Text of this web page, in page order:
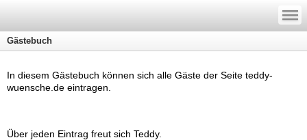
—
—
—
Gästebuch
In diesem Gästebuch können sich alle Gäste der Seite teddy-
wuensche.de eintragen.
Über jeden Eintrag freut sich Teddy.